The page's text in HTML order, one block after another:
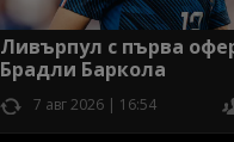
Ливърпул с първа
Брадли Баркола
7 авг 2026 | 16:54